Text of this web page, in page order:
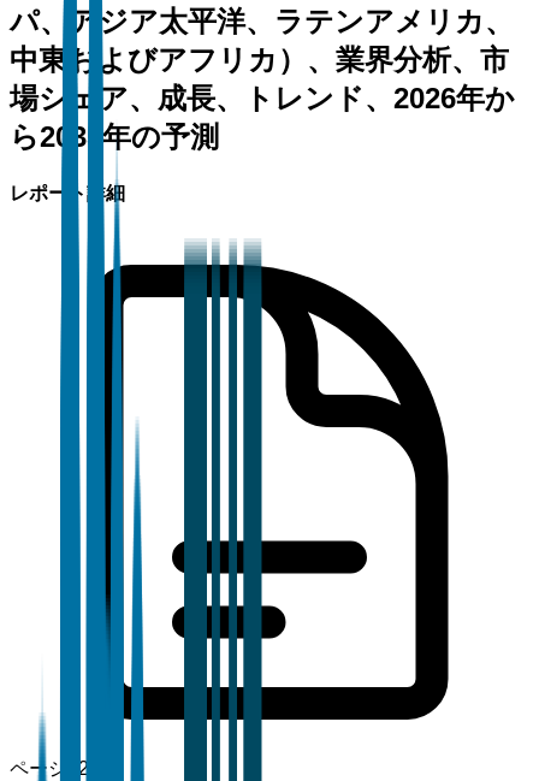
パ、アジア太平洋、ラテンアメリカ、
中東およびアフリカ）、業界分析、市
場シェア、成長、トレンド、2026年か
ら2035年の予測
レポート詳細
ページ 120+